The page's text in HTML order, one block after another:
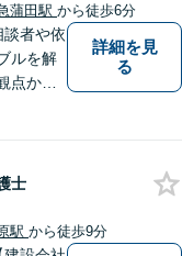
蒲田駅 から徒歩6分
談者や依
ルを解
点から
したい
お気軽
詳細を見
る
士
駅 から徒歩9分